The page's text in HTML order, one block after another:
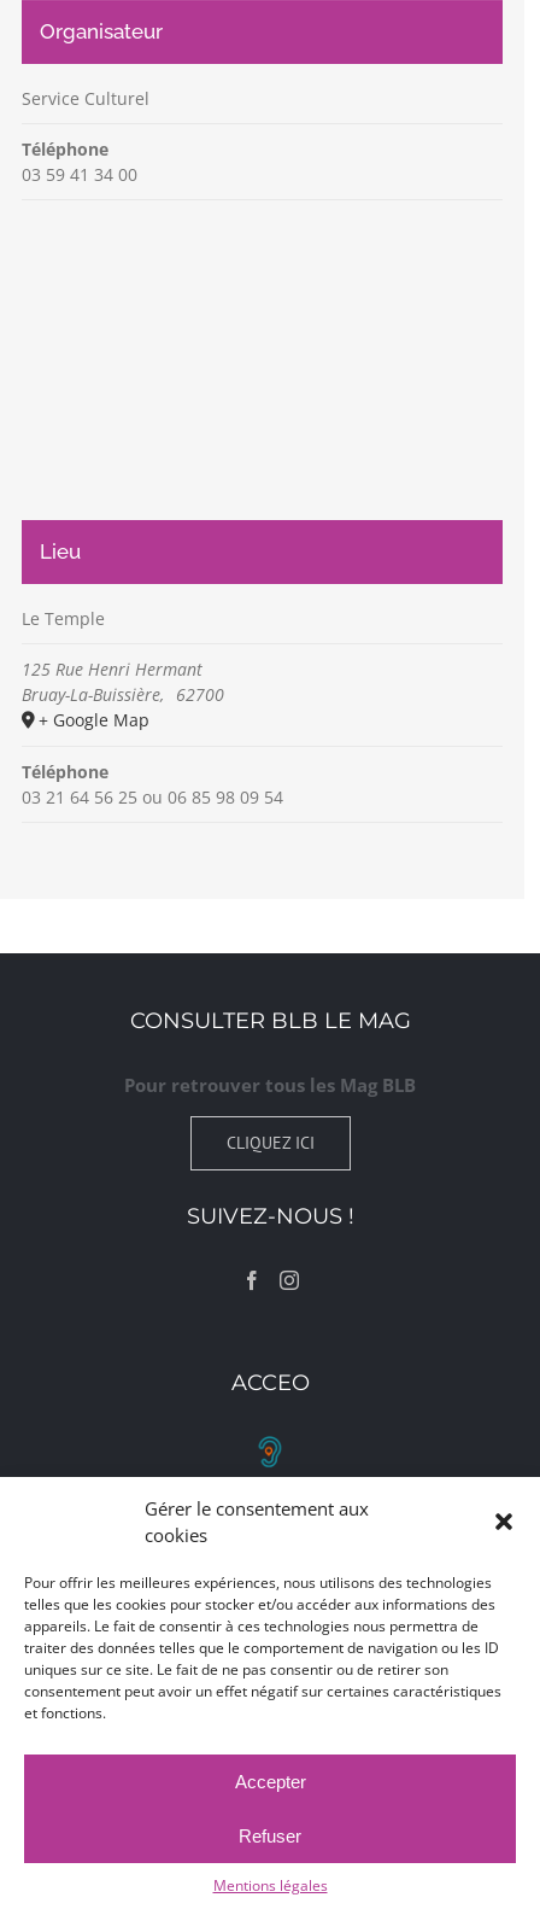
Gérer le consentement aux
cookies
Pour offrir les meilleures expériences, nous utilisons des technologies
telles que les cookies pour stocker et/ou accéder aux informations des
appareils. Le fait de consentir à ces technologies nous permettra de
traiter des données telles que le comportement de navigation ou les ID
uniques sur ce site. Le fait de ne pas consentir ou de retirer son
consentement peut avoir un effet négatif sur certaines caractéristiques
et fonctions.
Accepter
Refuser
Mentions légales
Organisateur
Service Culturel
Téléphone
03 59 41 34 00
Lieu
Le Temple
125 Rue Henri Hermant
Bruay-La-Buissière,
62700
+ Google Map
Téléphone
03 21 64 56 25 ou 06 85 98 09 54
CONSULTER BLB LE MAG
Pour retrouver tous les Mag BLB
CLIQUEZ ICI
SUIVEZ-NOUS !
ACCEO
RETROUVEZ-NOUS
Toutes nos adresses, coordonnées et horaires
d'ouverture
CLIQUEZ ICI
PUBLICATIONS LÉGALES
ACCEO